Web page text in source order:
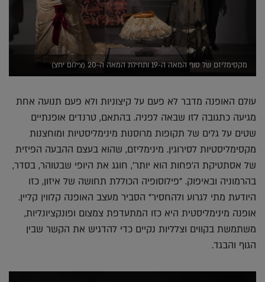
מקסימליזם של סוף המאה ה-19 ותחילת המאה ה-20 (צילום יחצ)
עולם האופנה מדבר לא פעם על קיצוניות ולא פעם תנועה אחת
מגיעה כתגובה לזו שבאה לפניה. בהתאם, טרנדים אופנתיים
שטים על גלים של תקופות מרוסנות מינימליסטיות ומוחצנות
מקסימליסטיות לסירוגין. מינימליזם, שהוא בעצם ההבעה הפיזית
של אסתטיקת ה'פחות הוא יותר', חוגג את היופי שבטוהר, בסדר,
בהרמוניה ובאיפוק. "פילוסופיה הכוללת תחושה של איזון, כזו
היודעת מתי לגרוע ולהחסיר" הסביר מעצב האופנה קלווין קליין.
אופנה מינימליסטית היא כזו המתעדפת צמצום ופונקציונליות,
משתמשת בקווים וצלליות נקיים כדי להדגיש את הקשר שבין
הגוף והבגד.